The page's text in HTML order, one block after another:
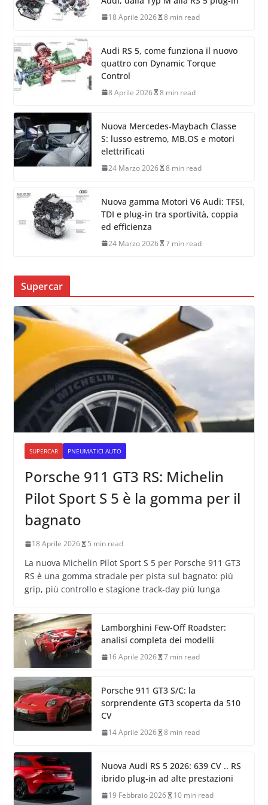
18 Aprile 2026 8 min read
Audi RS 5, come funziona il nuovo
quattro con Dynamic Torque
Control
8 Aprile 2026 8 min read
Nuova Mercedes-Maybach Classe
S: lusso estremo, MB.OS e motori
elettrificati
24 Marzo 2026 8 min read
Nuova gamma Motori V6 Audi: TFSI,
TDI e plug-in tra sportività, coppia
ed efficienza
24 Marzo 2026 7 min read
Supercar
SUPERCAR PNEUMATICI AUTO
Porsche 911 GT3 RS: Michelin
Pilot Sport S 5 è la gomma per il
bagnato
18 Aprile 2026 5 min read
La nuova Michelin Pilot Sport S 5 per Porsche 911 GT3
RS è una gomma stradale per pista sul bagnato: più
grip, più controllo e stagione track-day più lunga
Lamborghini Few-Off Roadster:
analisi completa dei modelli
16 Aprile 2026 7 min read
Porsche 911 GT3 S/C: la
sorprendente GT3 scoperta da 510
CV
14 Aprile 2026 8 min read
Nuova Audi RS 5 2026: 639 CV .. RS
ibrido plug-in ad alte prestazioni
19 Febbraio 2026 10 min read